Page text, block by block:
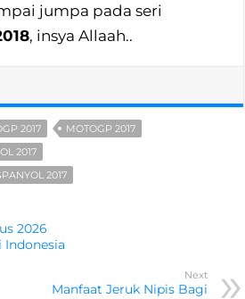
jumpa pada seri
, insya Allaah..
2017
MOTOGP 2017
2017
2017
2026
Indonesia
Next
Manfaat Jeruk Nipis Bagi